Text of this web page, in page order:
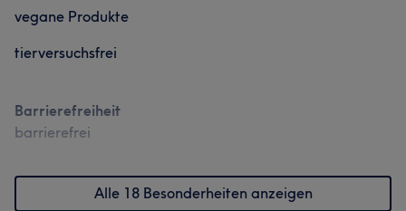
vegane Produkte
tierversuchsfrei
Barrierefreiheit
barrierefrei
Alle 18 Besonderheiten anzeigen